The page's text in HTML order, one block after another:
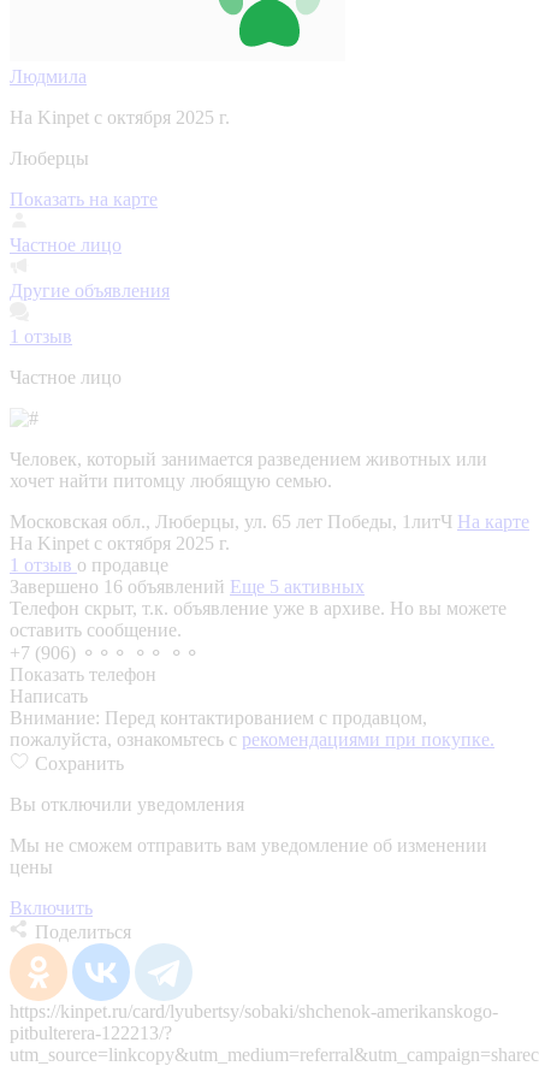
Людмила
На Kinpet c октября 2025 г.
Люберцы
Показать на карте
Частное лицо
Другие объявления
1 отзыв
Частное лицо
Человек, который занимается разведением животных или
хочет найти питомцу любящую семью.
Московская обл., Люберцы, ул. 65 лет Победы, 1литЧ На карте
На Kinpet c октября 2025 г.
1 отзыв о продавце
Завершено 16 объявлений Еще 5 активных
Телефон скрыт, т.к. объявление уже в архиве. Но вы можете
оставить сообщение.
+7 (906) ⚬⚬⚬ ⚬⚬ ⚬⚬
Показать телефон
Написать
Внимание: Перед контактированием с продавцом,
пожалуйста, ознакомьтесь с рекомендациями при покупке.
Сохранить
Вы отключили уведомления
Мы не сможем отправить вам уведомление об изменении
цены
Включить
Поделиться
https://kinpet.ru/card/lyubertsy/sobaki/shchenok-amerikanskogo-
pitbulterera-122213/?